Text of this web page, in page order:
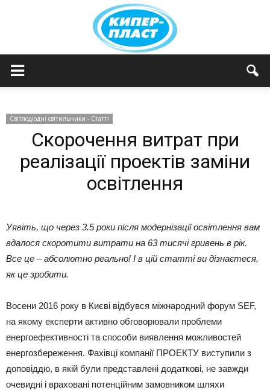
Світлодіодні світильники - Статті
Скорочення витрат при
реалізації проектів заміни
освітлення
Уявіть, що через 3.5 роки після модернізації освітлення вам
вдалося скоротити витрати на 63 тисячі гривень в рік.
Все це – абсолютно реально! І в цій статті ви дізнаєтеся,
як це зробити.
Восени 2016 року в Києві відбувся міжнародний форум SEF,
на якому експерти активно обговорювали проблеми
енергоефективності та способи виявлення можливостей
енергозбереження. Фахівці компанії ПРОЕКТУ виступили з
доповіддю, в якій були представлені додаткові, не завжди
очевидні і враховані потенційним замовником шляхи